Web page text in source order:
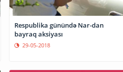
Respublika günündə Nar-dan
bayraq aksiyası
29-05-2018